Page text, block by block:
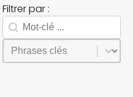
Filtrer par :
Search facet-2
Rechercher
Phrases
Sélectionnez le contenu